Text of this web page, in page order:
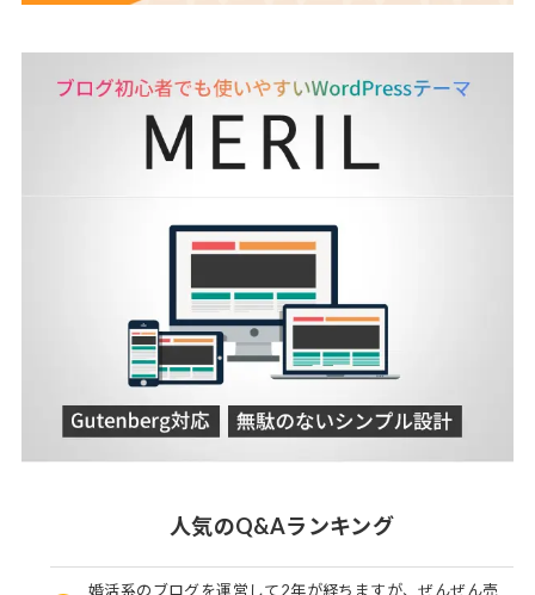
人気のQ&Aランキング
婚活系のブログを運営して2年が経ちますが、ぜんぜん売